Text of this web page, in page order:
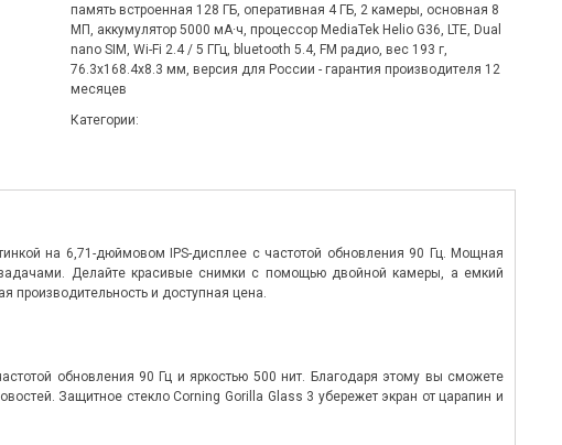
память встроенная 128 ГБ, оперативная 4 ГБ, 2 камеры, основная 8
МП, аккумулятор 5000 мА·ч, процессор MediaTek Helio G36, LTE, Dual
nano SIM, Wi-Fi 2.4 / 5 ГГц, bluetooth 5.4, FM радио, вес 193 г,
76.3x168.4x8.3 мм, версия для России - гарантия производителя 12
месяцев
Категории:
на 6,71-дюймовом IPS-дисплее с частотой обновления 90 Гц. Мощная
Делайте красивые снимки с помощью двойной камеры, а емкий
производительность и доступная цена.
обновления 90 Гц и яркостью 500 нит. Благодаря этому вы сможете
Защитное стекло Corning Gorilla Glass 3 убережет экран от царапин и